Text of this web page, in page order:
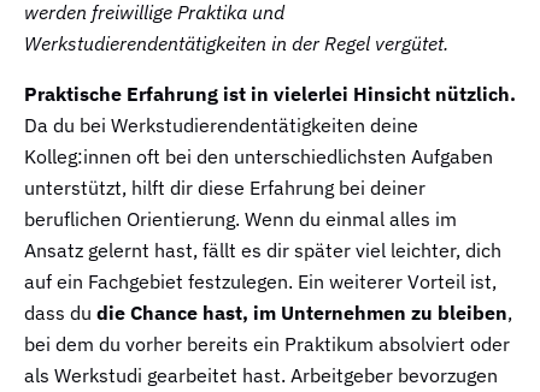
werden freiwillige Praktika und
Werkstudierendentätigkeiten in der Regel vergütet.
Praktische Erfahrung ist in vielerlei Hinsicht nützlich.
Da du bei Werkstudierendentätigkeiten deine
Kolleg:innen oft bei den unterschiedlichsten Aufgaben
unterstützt, hilft dir diese Erfahrung bei deiner
beruflichen Orientierung. Wenn du einmal alles im
Ansatz gelernt hast, fällt es dir später viel leichter, dich
auf ein Fachgebiet festzulegen. Ein weiterer Vorteil ist,
dass du die Chance hast, im Unternehmen zu bleiben,
bei dem du vorher bereits ein Praktikum absolviert oder
als Werkstudi gearbeitet hast. Arbeitgeber bevorzugen